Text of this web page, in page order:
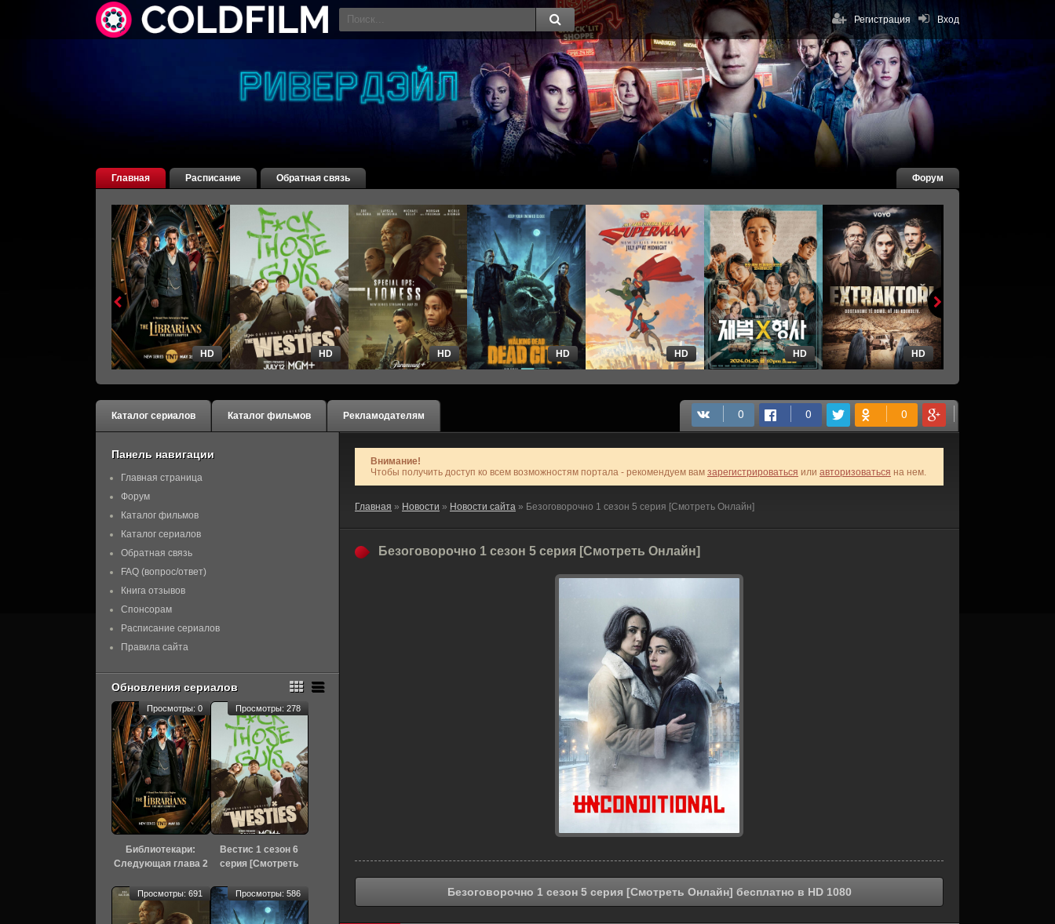
Вход
Регистрация
Главная Расписание Обратная связь Форум
HD HD HD HD HD HD HD
Каталог сериалов Каталог фильмов Рекламодателям
Внимание!
Чтобы получить доступ ко всем возможностям портала - рекомендуем вам зарегистрироваться или авторизоваться на нем.
Главная » Новости » Новости сайта » Безоговорочно 1 сезон 5 серия [Смотреть Онлайн]
Безоговорочно 1 сезон 5 серия [Смотреть Онлайн]
Безоговорочно 1 сезон 5 серия [Смотреть Онлайн] бесплатно в HD 1080
Панель навигации
Главная страница
Форум
Каталог фильмов
Каталог сериалов
Обратная связь
FAQ (вопрос/ответ)
Книга отзывов
Спонсорам
Расписание сериалов
Правила сайта
Обновления сериалов
Библиотекари:
Следующая глава 2
[Смотреть Онлайн]
Просмотры: 0
Вестис 1 сезон 6
серия [Смотреть
Просмотры: 278
Просмотры: 691 Просмотры: 586